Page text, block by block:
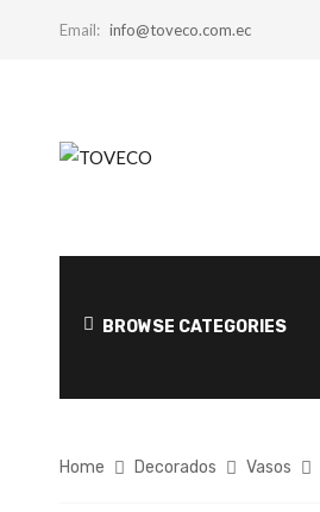
Email: info@toveco.com.ec
BROWSE CATEGORIES
Home Decorados Vasos